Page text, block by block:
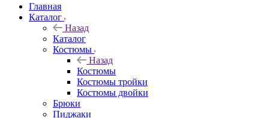
Главная
Каталог
Назад
Каталог
Костюмы
Назад
Костюмы
Костюмы тройки
Костюмы двойки
Брюки
Пиджаки